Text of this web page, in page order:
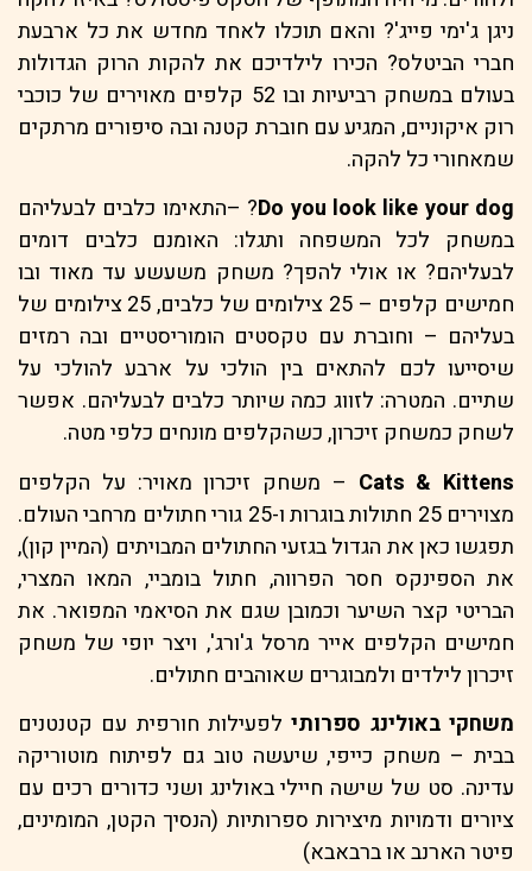
ניגן ג'ימי פייג'? והאם תוכלו לאחד מחדש את כל ארבעת
חברי הביטלס? הכירו לילדיכם את להקות הרוק הגדולות
בעולם במשחק רביעיות ובו 52 קלפים מאוירים של כוכבי
רוק איקוניים, המגיע עם חוברת קטנה ובה סיפורים מרתקים
שמאחורי כל להקה.
Do you look like your dog? –התאימו כלבים לבעליהם
במשחק לכל המשפחה ותגלו: האומנם כלבים דומים
לבעליהם? או אולי להפך? משחק משעשע עד מאוד ובו
חמישים קלפים – 25 צילומים של כלבים, 25 צילומים של
בעליהם – וחוברת עם טקסטים הומוריסטיים ובה רמזים
שיסייעו לכם להתאים בין הולכי על ארבע להולכי על
שתיים. המטרה: לזווג כמה שיותר כלבים לבעליהם. אפשר
לשחק כמשחק זיכרון, כשהקלפים מונחים כלפי מטה.
Cats & Kittens– משחק זיכרון מאויר: על הקלפים
מצוירים 25 חתולות בוגרות ו-25 גורי חתולים מרחבי העולם.
תפגשו כאן את הגדול בגזעי החתולים המבויתים (המיין קון),
את הספינקס חסר הפרווה, חתול בומביי, המאו המצרי,
הבריטי קצר השיער וכמובן שגם את הסיאמי המפואר. את
חמישים הקלפים אייר מרסל ג'ורג', ויצר יופי של משחק
זיכרון לילדים ולמבוגרים שאוהבים חתולים.
משחקי באולינג ספרותילפעילות חורפית עם קטנטנים
בבית – משחק כייפי, שיעשה טוב גם לפיתוח מוטוריקה
עדינה. סט של שישה חיילי באולינג ושני כדורים רכים עם
ציורים ודמויות מיצירות ספרותיות (הנסיך הקטן, המומינים,
פיטר הארנב או ברבאבא)